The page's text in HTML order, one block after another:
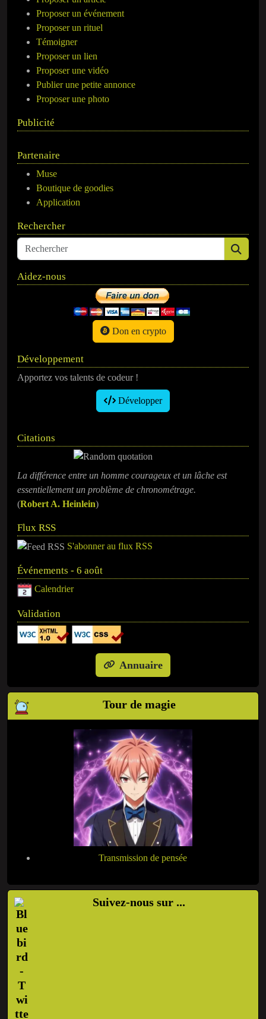
Proposer un événement
Proposer un rituel
Témoigner
Proposer un lien
Proposer une vidéo
Publier une petite annonce
Proposer une photo
Publicité
Partenaire
Muse
Boutique de goodies
Application
Rechercher
Aidez-nous
Don en crypto
Développement
Apportez vos talents de codeur !
Développer
Citations
La différence entre un homme courageux et un lâche est
essentiellement un problème de chronométrage.
(Robert A. Heinlein)
Flux RSS
S'abonner au flux RSS
Événements - 6 août
Calendrier
Validation
Annuaire
Tour de magie
Transmission de pensée
Suivez-nous sur ...